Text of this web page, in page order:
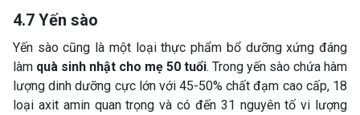
4.7 Yến sào
Yến sào cũng là một loại thực phẩm bổ dưỡng xứng đáng
làm quà sinh nhật cho mẹ 50 tuổi. Trong yến sào chứa hàm
lượng dinh dưỡng cực lớn với 45-50% chất đạm cao cấp, 18
loại axit amin quan trọng và có đến 31 nguyên tố vi lượng